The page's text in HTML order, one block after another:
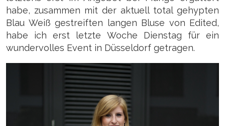
habe, zusammen mit der aktuell total gehypten
Blau Weiß gestreiften langen Bluse von Edited,
habe ich erst letzte Woche Dienstag für ein
wundervolles Event in Düsseldorf getragen.